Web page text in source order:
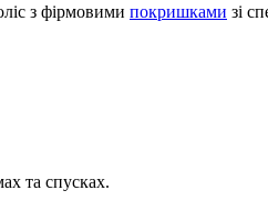
з фірмовими покришками зі
та спусках.